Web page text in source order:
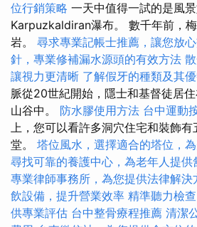
位行銷策略 一天中值得一試的是風
Karpuzkaldiran瀑布。 數千年前，
岩。 尋求專業記帳士推薦，讓您放
針，專業修補漏水源頭的有效方法
讓視力更清晰 了解假牙的種類及其
脈從20世紀開始，隱士和基督徒居
山谷中。 防水膠使用方法 台中運動
上，您可以看許多洞穴住宅和裝飾有
堂。 塔位風水，選擇適合的塔位，
尋找可靠的養護中心，為老年人提供
專業律師事務所，為您提供法律解決
飲設備，提升營業效率 精準聽力檢
供專業評估 台中整骨療程推薦 清潔